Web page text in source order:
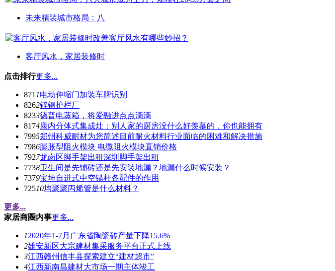
未来精装城市格局：八
客厅风水，家居装修时
点击排行更多...
871 1电动伸缩门加装车牌识别
8262锌钢护栏厂
8233德普电蒸箱，将爱融进点点滴滴
8174康内分体式集成灶：别人家的厨房没什么好羡慕的，你也能拥有
7995郑州科威耐材为您简述目前耐火材料行业面临的困难和解决措施
7986膨胀型阻火模块 电缆阻火模块直销价格
7927龙岗区脚手架出租深圳脚手架出租
7738卫生间是先铺砖还是先安装地漏？地漏什么时候安装？
7379宝坤自进式中空锚杆各配件的作用
72510均聚聚丙烯管是什么材料？
更多...
家居商圈内事更多...
12020年1-7月广东省陶瓷砖产量下降15.6%
2雄安新区大宗建材集采服务平台正式上线
3江西赣州信丰县探索建立“建材超市”
4江西新南昌建材大市场一期主体竣工